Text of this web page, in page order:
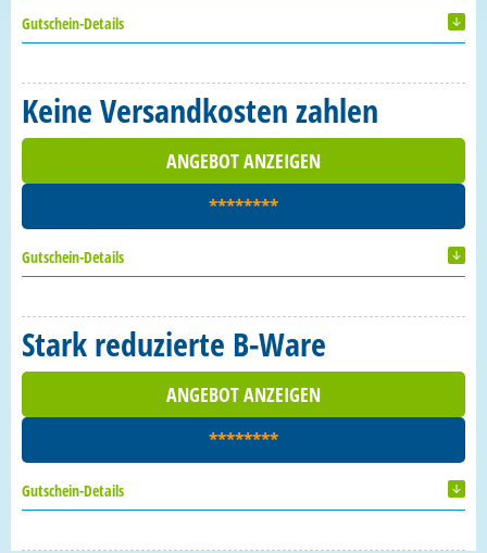
Gutschein-Details
Keine Versandkosten zahlen
ANGEBOT ANZEIGEN
********
Gutschein-Details
Stark reduzierte B-Ware
ANGEBOT ANZEIGEN
********
Gutschein-Details